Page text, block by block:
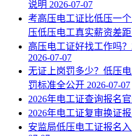
说明 2026-07-07
考高压电工证比低压一
压低压电工真实薪资差距
高压电工证好找工作吗
2026-07-07
无证上岗罚多少？低压
罚标准全公开 2026-07-07
2026年电工证查询报名
2026年电工证复审换证
安监局低压电工证报名